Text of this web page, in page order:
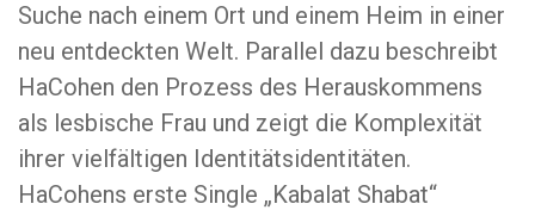
Suche nach einem Ort und einem Heim in einer
neu entdeckten Welt. Parallel dazu beschreibt
HaCohen den Prozess des Herauskommens
als lesbische Frau und zeigt die Komplexität
ihrer vielfältigen Identitätsidentitäten.
HaCohens erste Single „Kabalat Shabat“